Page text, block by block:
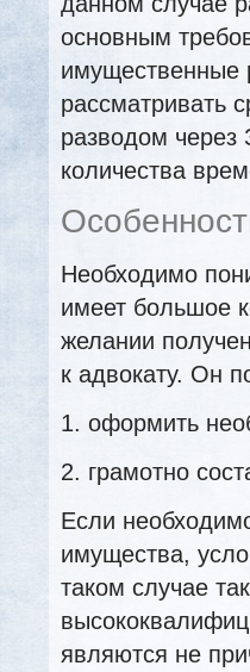
основным
имущественные
рассматривать
разводом через
количества
Необходимо
имеет большое
желании
к адвокату. Он
1. оформить
2. грамотно
Если
имущества,
таком случае
являются не